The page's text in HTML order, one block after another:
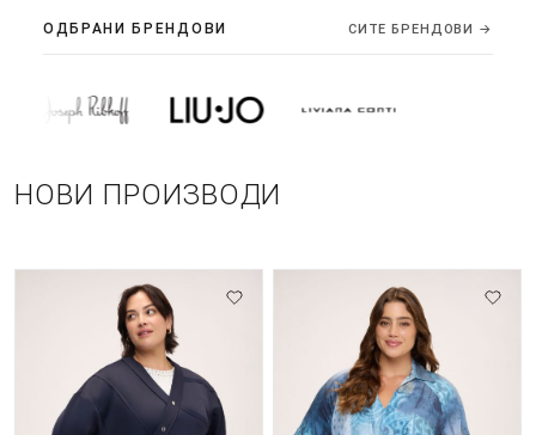
ОДБРАНИ БРЕНДОВИ СИТЕ БРЕНДОВИ →
НОВИ ПРОИЗВОДИ